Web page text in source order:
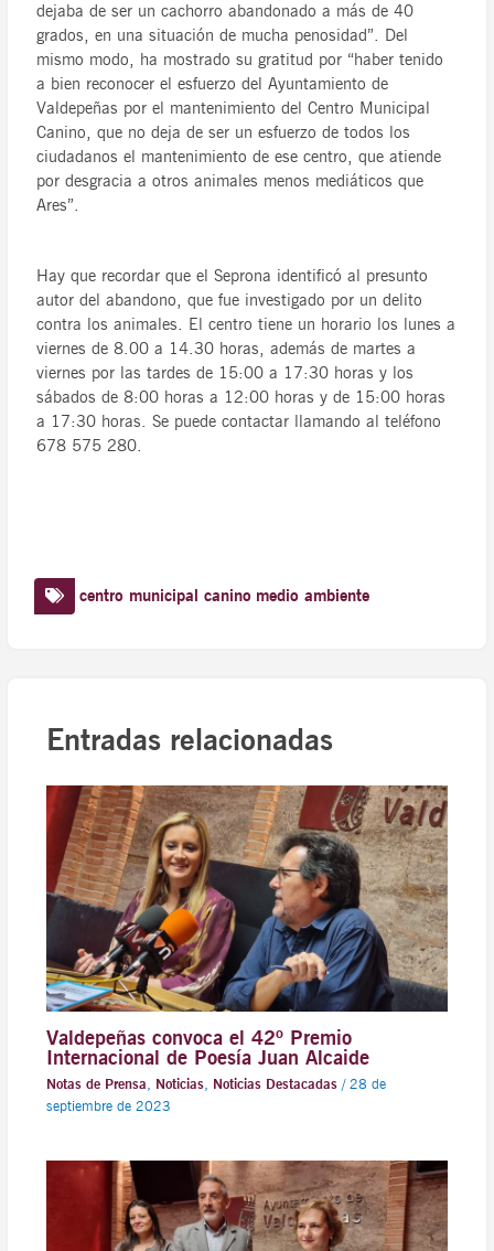
dejaba de ser un cachorro abandonado a más de 40
grados, en una situación de mucha penosidad”. Del
mismo modo, ha mostrado su gratitud por “haber tenido
a bien reconocer el esfuerzo del Ayuntamiento de
Valdepeñas por el mantenimiento del Centro Municipal
Canino, que no deja de ser un esfuerzo de todos los
ciudadanos el mantenimiento de ese centro, que atiende
por desgracia a otros animales menos mediáticos que
Ares”.
Hay que recordar que el Seprona identificó al presunto
autor del abandono, que fue investigado por un delito
contra los animales. El centro tiene un horario los lunes a
viernes de 8.00 a 14.30 horas, además de martes a
viernes por las tardes de 15:00 a 17:30 horas y los
sábados de 8:00 horas a 12:00 horas y de 15:00 horas
a 17:30 horas. Se puede contactar llamando al teléfono
678 575 280.
centro municipal canino medio ambiente
Entradas relacionadas
Valdepeñas convoca el 42º Premio
Internacional de Poesía Juan Alcaide
Notas de Prensa, Noticias, Noticias Destacadas/ 28 de
septiembre de 2023